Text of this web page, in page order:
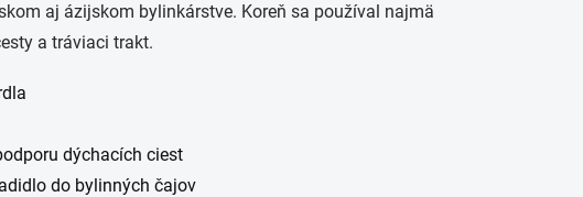
aj ázijskom bylinkárstve. Koreň sa používal najmä
a tráviaci trakt.
dýchacích ciest
do bylinných čajov